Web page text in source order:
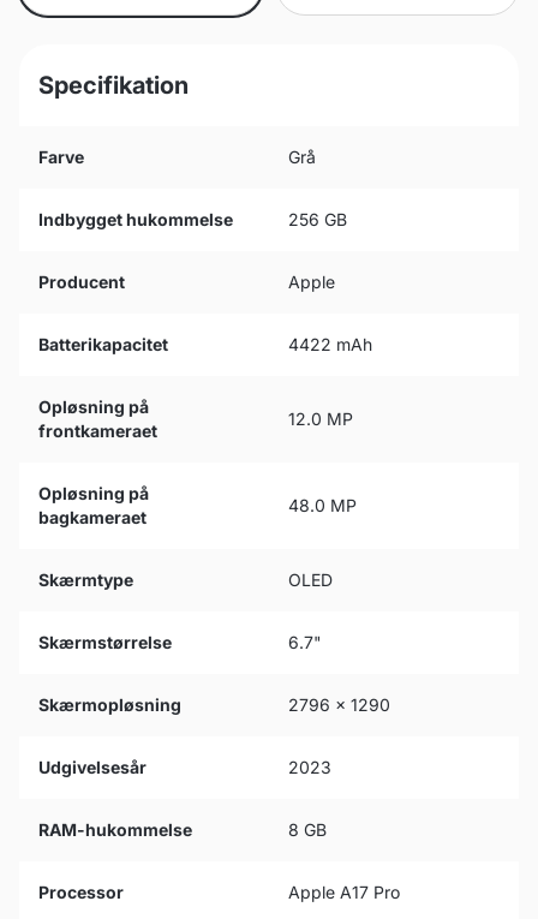
Specifikation
Farve Grå
Indbygget hukommelse 256 GB
Producent Apple
Batterikapacitet 4422 mAh
Opløsning på
frontkameraet
12.0 MP
Opløsning på
bagkameraet
48.0 MP
Skærmtype OLED
Skærmstørrelse 6.7"
Skærmopløsning 2796 x 1290
Udgivelsesår 2023
RAM-hukommelse 8 GB
Processor Apple A17 Pro